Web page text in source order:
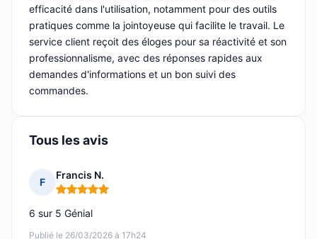
efficacité dans l'utilisation, notamment pour des outils
pratiques comme la jointoyeuse qui facilite le travail. Le
service client reçoit des éloges pour sa réactivité et son
professionnalisme, avec des réponses rapides aux
demandes d'informations et un bon suivi des
commandes.
Tous les avis
F
Francis N.
Note : 5 sur 5
Publié le 26/03/2026 à 17h24
6 sur 5 Génial